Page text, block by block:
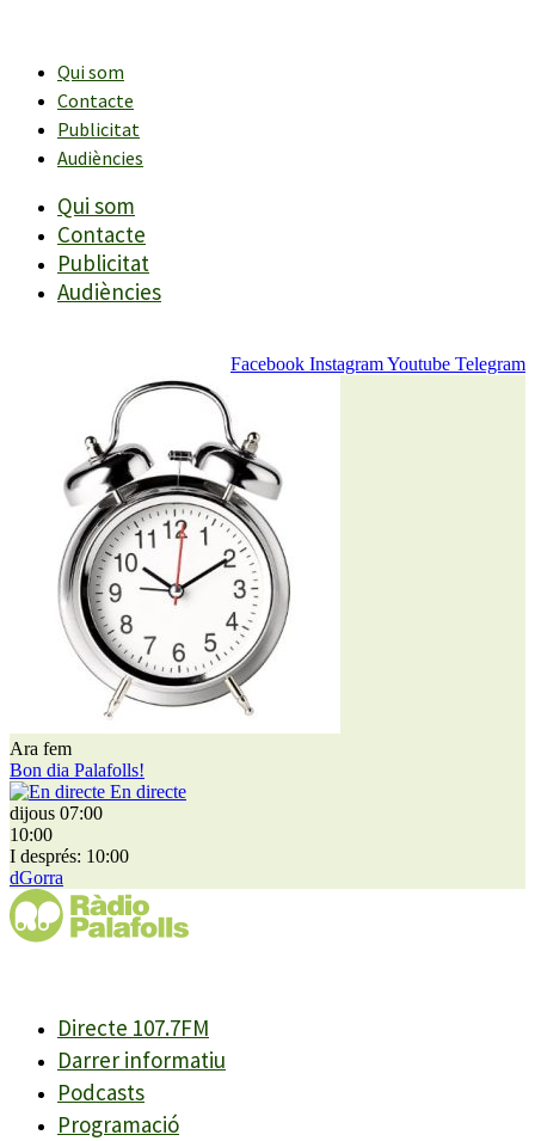
contingutQui som
Contacte
Publicitat
Audiències
Qui som
Contacte
Publicitat
Audiències
Facebook InstagramYoutube Telegram
Ara fem
Bon dia Palafolls!
En directe
dijous 07:00
10:00
I després: 10:00
dGorra
Directe 107.7FM
Darrer informatiu
Podcasts
Programació